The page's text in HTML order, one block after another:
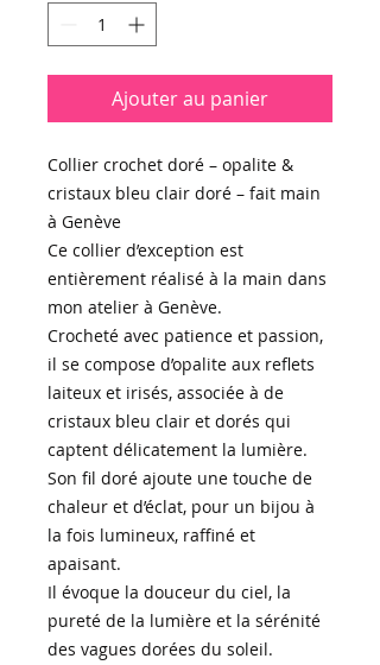
Ajouter au panier
Collier crochet doré – opalite &
cristaux bleu clair doré – fait main
à Genève
Ce collier d’exception est
entièrement réalisé à la main dans
mon atelier à Genève.
Crocheté avec patience et passion,
il se compose d’opalite aux reflets
laiteux et irisés, associée à de
cristaux bleu clair et dorés qui
captent délicatement la lumière.
Son fil doré ajoute une touche de
chaleur et d’éclat, pour un bijou à
la fois lumineux, raffiné et
apaisant.
Il évoque la douceur du ciel, la
pureté de la lumière et la sérénité
des vagues dorées du soleil.